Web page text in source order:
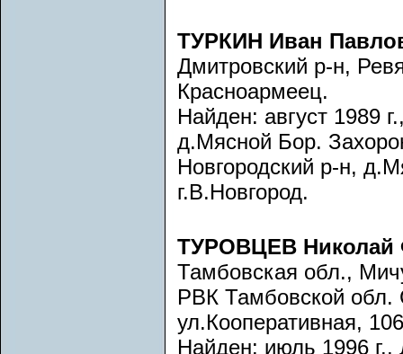
ТУРКИН Иван
Дмитровский р-н,
Красноармеец.
Найден: август 1989
д.Мясной Бор.
Новгородский р-н,
г.В.Новгород.
ТУРОВЦЕВ Николай
Тамбовская обл.,
РВК Тамбовской обл.
ул.Кооперативная,
Найден: июль 1996 г.,